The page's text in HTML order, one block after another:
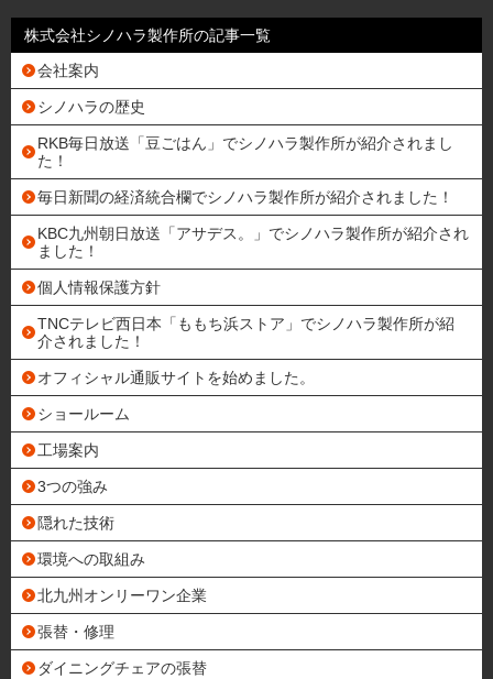
株式会社シノハラ製作所の記事一覧
会社案内
シノハラの歴史
RKB毎日放送「豆ごはん」でシノハラ製作所が紹介されまし
た！
毎日新聞の経済統合欄でシノハラ製作所が紹介されました！
KBC九州朝日放送「アサデス。」でシノハラ製作所が紹介され
ました！
個人情報保護方針
TNCテレビ西日本「ももち浜ストア」でシノハラ製作所が紹
介されました！
オフィシャル通販サイトを始めました。
ショールーム
工場案内
3つの強み
隠れた技術
環境への取組み
北九州オンリーワン企業
張替・修理
ダイニングチェアの張替